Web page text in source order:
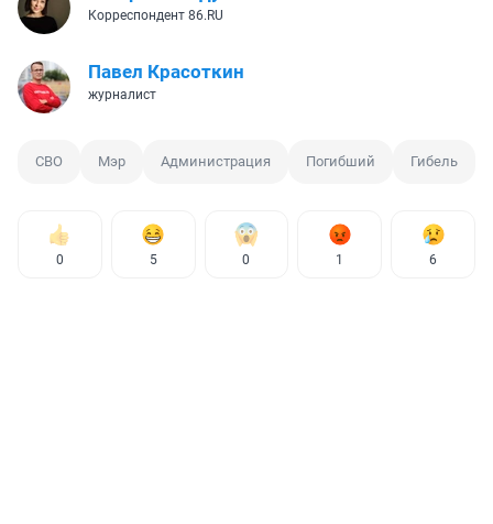
Корреспондент 86.RU
Павел Красоткин
журналист
СВО Мэр Администрация Погибший Гибель
0 5 0 1 6